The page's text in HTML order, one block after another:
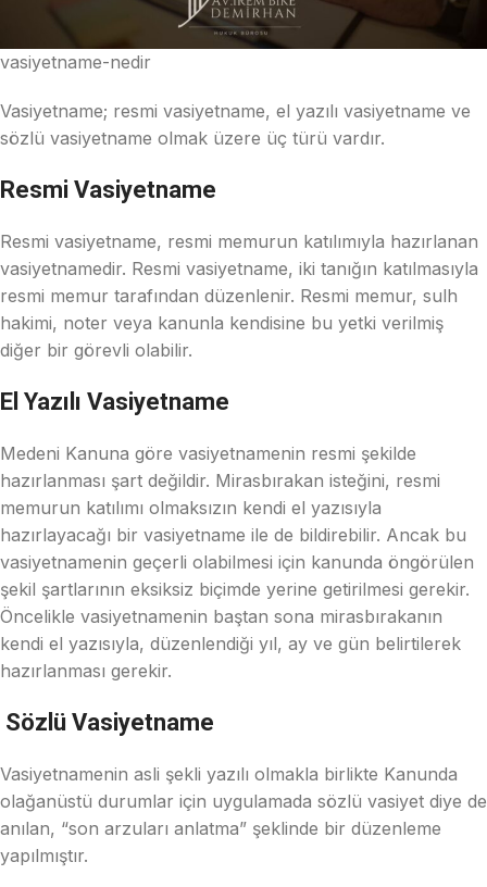
vasiyetname-nedir
Vasiyetname; resmi vasiyetname, el yazılı vasiyetname ve
sözlü vasiyetname olmak üzere üç türü vardır.
Resmi Vasiyetname
Resmi vasiyetname, resmi memurun katılımıyla hazırlanan
vasiyetnamedir. Resmi vasiyetname, iki tanığın katılmasıyla
resmi memur tarafından düzenlenir. Resmi memur, sulh
hakimi, noter veya kanunla kendisine bu yetki verilmiş
diğer bir görevli olabilir.
El Yazılı Vasiyetname
Medeni Kanuna göre vasiyetnamenin resmi şekilde
hazırlanması şart değildir. Mirasbırakan isteğini, resmi
memurun katılımı olmaksızın kendi el yazısıyla
hazırlayacağı bir vasiyetname ile de bildirebilir. Ancak bu
vasiyetnamenin geçerli olabilmesi için kanunda öngörülen
şekil şartlarının eksiksiz biçimde yerine getirilmesi gerekir.
Öncelikle vasiyetnamenin baştan sona mirasbırakanın
kendi el yazısıyla, düzenlendiği yıl, ay ve gün belirtilerek
hazırlanması gerekir.
Sözlü Vasiyetname
Vasiyetnamenin asli şekli yazılı olmakla birlikte Kanunda
olağanüstü durumlar için uygulamada sözlü vasiyet diye de
anılan, “son arzuları anlatma” şeklinde bir düzenleme
yapılmıştır.